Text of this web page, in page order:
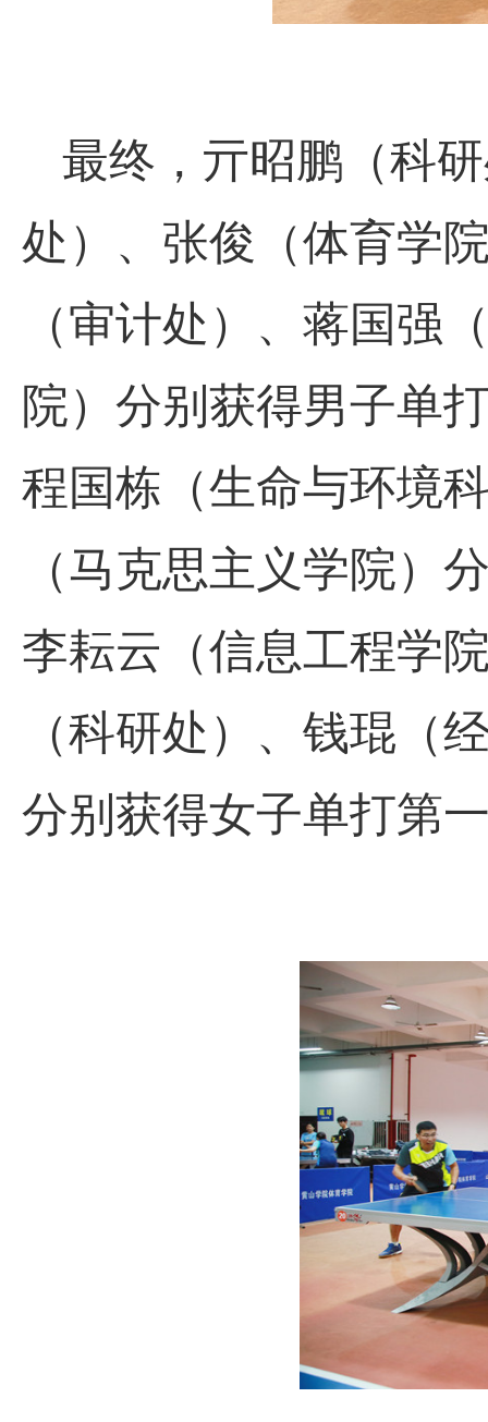
最终，亓昭鹏（科
处）、张俊（体育学
（审计处）、蒋国强
院）分别获得男子单
程国栋（生命与环境
（马克思主义学院）
李耘云（信息工程学
（科研处）、钱琨（
分别获得女子单打第